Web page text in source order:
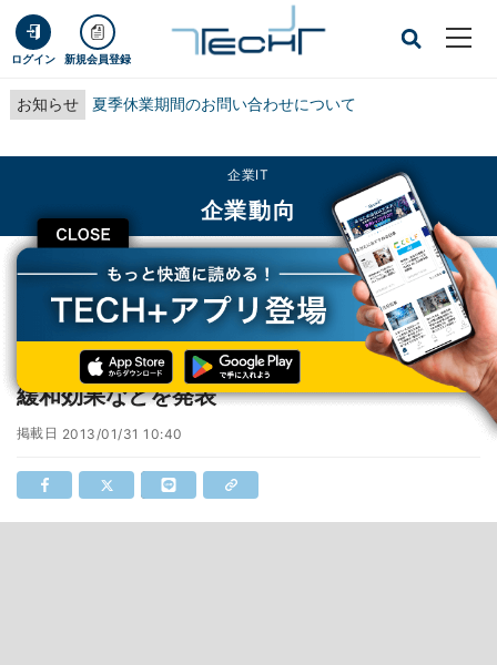
ログイン 新規会員登録
お知らせ 夏季休業期間のお問い合わせについて
CLOSE
企業IT
企業動向
TECH+ 企業IT
企業動向
東京都、調布駅付近の京王線地下化での渋滞緩和効果などを発表
東京都、調布駅付近の京王線地下化での渋滞
緩和効果などを発表
掲載日 2013/01/31 10:40